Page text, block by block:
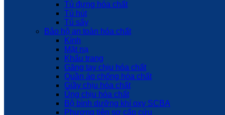
Tủ đựng hóa chất
Tủ hút
Tủ sấy
Bảo hộ an toàn hóa chất
Kính
Mặt nạ
Khẩu trang
Găng tay chịu hóa chất
Quần áo chống hóa chất
Giầy chịu hóa chất
Ủng chịu hóa chất
Bộ bình dưỡng khí oxy SCBA
Phương tiện sơ cấp cứu